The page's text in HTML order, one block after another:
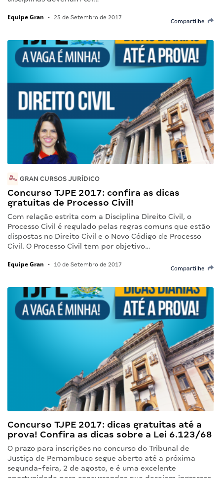
Equipe Gran • 25 de Setembro de 2017
Compartilhe
GRAN CURSOS JURÍDICO
Concurso TJPE 2017: confira as dicas
gratuitas de Processo Civil!
Com relação estrita com a Disciplina Direito Civil, o
Processo Civil é regulado pelas regras comuns que estão
dispostas no Direito Civil e o Novo Código de Processo
Civil. O Processo Civil tem por objetivo…
Equipe Gran • 10 de Setembro de 2017
Compartilhe
Concurso TJPE 2017: dicas gratuitas até a
prova! Confira as dicas sobre a Lei 6.123/68
O prazo para inscrições no concurso do Tribunal de
Justiça de Pernambuco segue aberto até a próxima
segunda-feira, 2 de agosto, e é uma excelente